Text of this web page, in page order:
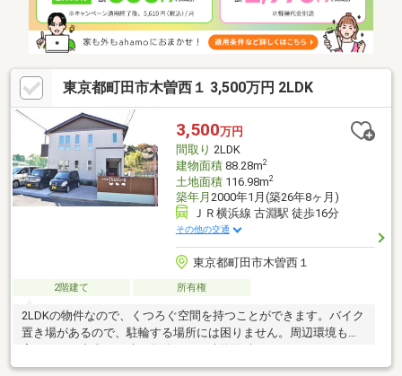
おります☆
東京都町田市木曽西１ 3,500万円 2LDK
3,500万円
間取り 2LDK
建物面積88.28m2
土地面積116.98m2
築年月 2000年1月(築26年8ヶ月)
ＪＲ横浜線 古淵駅 徒歩16分
その他の交通
東京都町田市木曽西１
2階建て 所有権
2LDKの物件なので、くつろぐ空間を持つことができます。バイク
置き場があるので、駐輪する場所には困りません。周辺環境も充
で、ご検討ください。駐輪場があるのでバイクも自転車も安心し